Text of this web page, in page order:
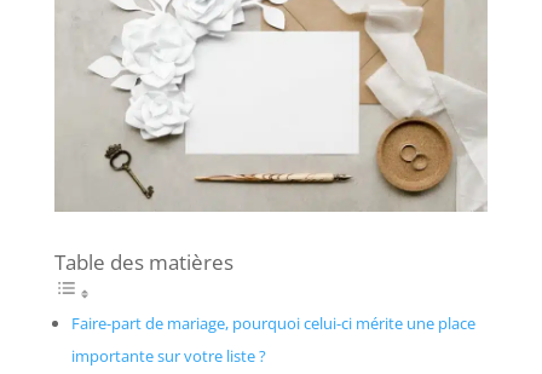
Table des matières
Faire-part de mariage, pourquoi celui-ci mérite une place
importante sur votre liste ?